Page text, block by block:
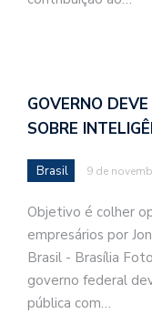
GOVERNO
SOBRE
Brasil 9 de
Objetivo é colher
empresários por
Brasil - Brasília
governo federal
pública com…